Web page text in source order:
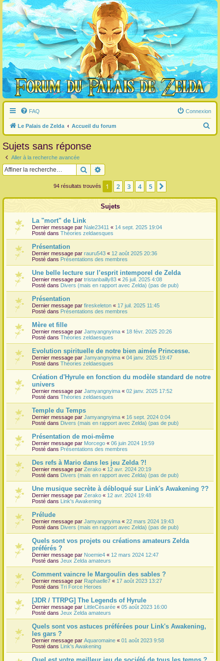
FAQ Connexion
Le Palais de Zelda Accueil du forum
e
c
Sujets sans réponse
Aller à la recherche avancée
Rechercher
94 résultats trouvés 1 2 3 4 5
Sujets
La "mort" de Link
Dernier message par Nale23411 « 14 sept. 2025 19:04
Posté dans Théories zeldaesques
Présentation
Dernier message par rauru543 « 12 août 2025 20:36
Posté dans Présentations des membres
Une belle lecture sur l’esprit intemporel de Zelda
Dernier message par tristanbailly83 « 26 juil. 2025 4:08
Posté dans Divers (mais en rapport avec Zelda) (pas de pub)
Présentation
Dernier message par fireskeleton « 17 juil. 2025 11:45
Posté dans Présentations des membres
Mère et fille
Dernier message par Jamyangnyima « 18 févr. 2025 20:26
Posté dans Théories zeldaesques
Evolution spirituelle de notre bien aimée Princesse.
Dernier message par Jamyangnyima « 04 janv. 2025 19:47
Posté dans Théories zeldaesques
Création d'Hyrule en fonction du modèle standard de notre
univers
Dernier message par Jamyangnyima « 02 janv. 2025 17:52
Posté dans Théories zeldaesques
Temple du Temps
Dernier message par Jamyangnyima « 16 sept. 2024 0:04
Posté dans Divers (mais en rapport avec Zelda) (pas de pub)
Présentation de moi-même
Dernier message par Morcego « 06 juin 2024 19:59
Posté dans Présentations des membres
Des refs à Mario dans les jeu Zelda ?!
Dernier message par Zerako « 12 avr. 2024 20:19
Posté dans Divers (mais en rapport avec Zelda) (pas de pub)
Une musique secrète à débloqué sur Link's Awakening ??
Dernier message par Zerako « 12 avr. 2024 19:48
Posté dans Link's Awakening
Prélude
Dernier message par Jamyangnyima « 22 mars 2024 19:43
Posté dans Divers (mais en rapport avec Zelda) (pas de pub)
Quels sont vos projets ou créations amateurs Zelda
préférés ?
Dernier message par Noemie4 « 12 mars 2024 12:47
Posté dans Jeux Zelda amateurs
Comment vaincre le Margoulin des sables ?
Dernier message par Raphaelle7 « 17 août 2023 13:27
Posté dans Tri Force Heroes
[JDR / TTRPG] The Legends of Hyrule
Dernier message par LittleCésarée « 05 août 2023 16:00
Posté dans Jeux Zelda amateurs
Quels sont vos astuces préférées pour Link's Awakening,
les gars ?
Dernier message par Aquaromaine « 01 août 2023 9:58
Posté dans Link's Awakening
Quel est votre meilleur jeu de société de tous les temps ?